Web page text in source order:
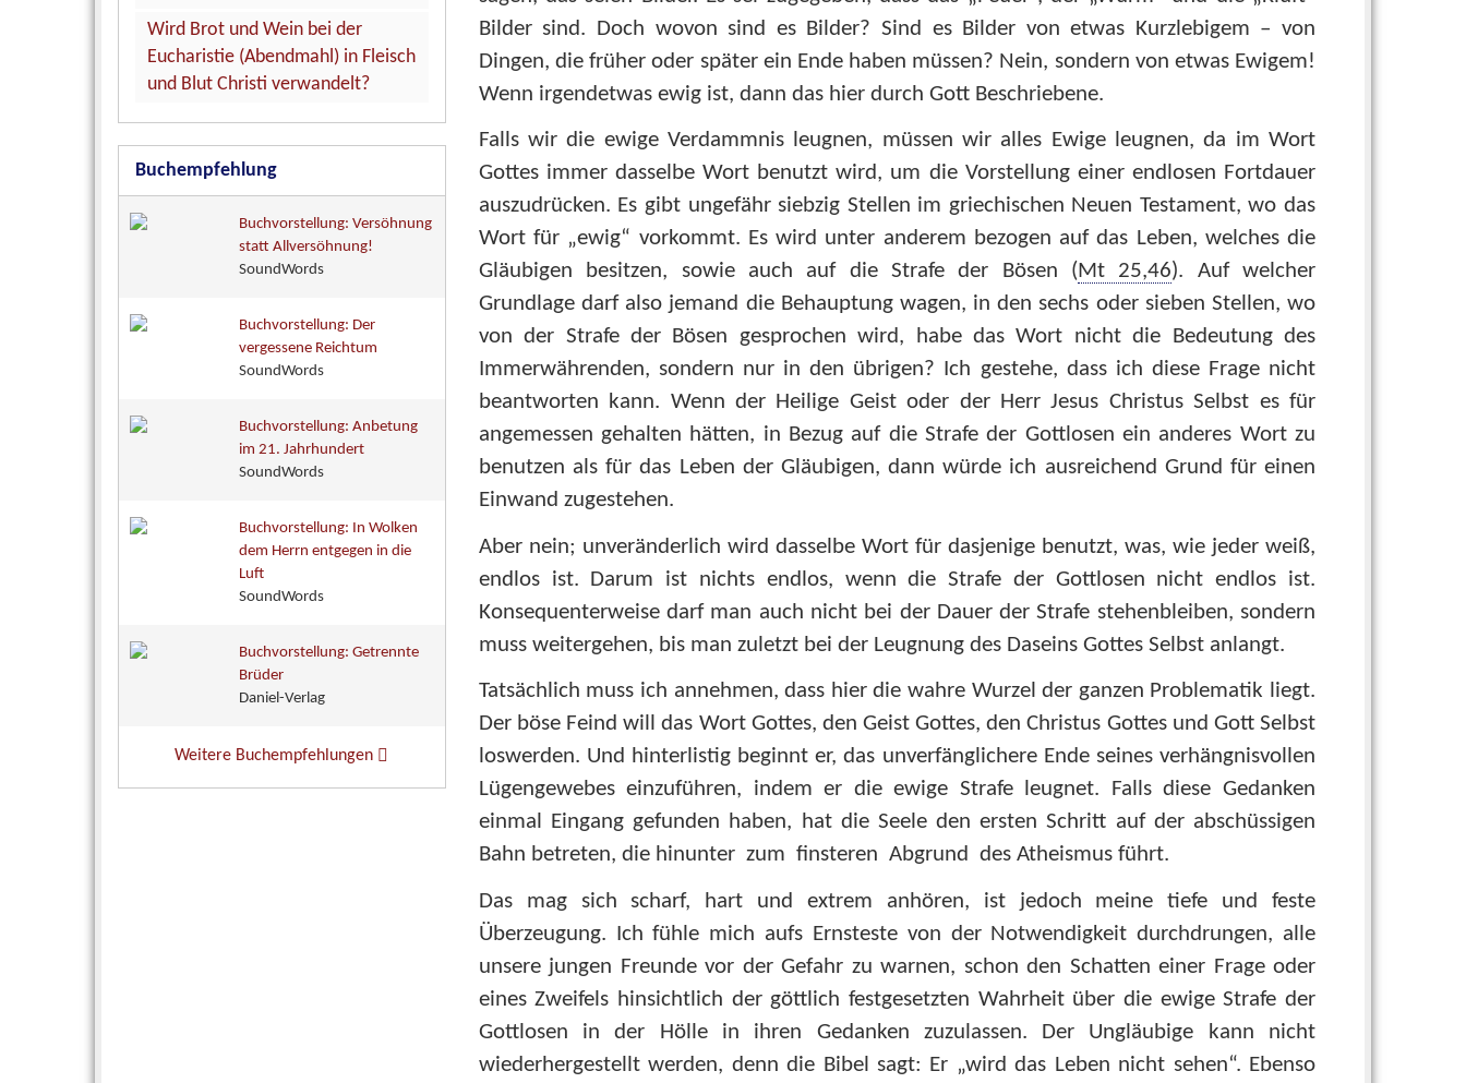
Wird Brot und Wein bei der
Eucharistie (Abendmahl) in Fleisch
und Blut Christi verwandelt?
Buchempfehlung
Buchvorstellung: Versöhnung
statt Allversöhnung!
SoundWords
Buchvorstellung: Der
vergessene Reichtum
SoundWords
Buchvorstellung: Anbetung
im 21. Jahrhundert
SoundWords
Buchvorstellung: In Wolken
dem Herrn entgegen in die
Luft
SoundWords
Buchvorstellung: Getrennte
Brüder
Daniel-Verlag
Weitere Buchempfehlungen
Bilder sind. Doch wovon sind es Bilder? Sind es Bilder von etwas Kurzlebigem – von
Dingen, die früher oder später ein Ende haben müssen? Nein, sondern von etwas Ewigem!
Wenn irgendetwas ewig ist, dann das hier durch Gott Beschriebene.
Falls wir die ewige Verdammnis leugnen, müssen wir alles Ewige leugnen, da im Wort
Gottes immer dasselbe Wort benutzt wird, um die Vorstellung einer endlosen Fortdauer
auszudrücken. Es gibt ungefähr siebzig Stellen im griechischen Neuen Testament, wo das
Wort für „ewig“ vorkommt. Es wird unter anderem bezogen auf das Leben, welches die
Gläubigen besitzen, sowie auch auf die Strafe der Bösen (Mt 25,46). Auf welcher
Grundlage darf also jemand die Behauptung wagen, in den sechs oder sieben Stellen, wo
von der Strafe der Bösen gesprochen wird, habe das Wort nicht die Bedeutung des
Immerwährenden, sondern nur in den übrigen? Ich gestehe, dass ich diese Frage nicht
beantworten kann. Wenn der Heilige Geist oder der Herr Jesus Christus Selbst es für
angemessen gehalten hätten, in Bezug auf die Strafe der Gottlosen ein anderes Wort zu
benutzen als für das Leben der Gläubigen, dann würde ich ausreichend Grund für einen
Einwand zugestehen.
Aber nein; unveränderlich wird dasselbe Wort für dasjenige benutzt, was, wie jeder weiß,
endlos ist. Darum ist nichts endlos, wenn die Strafe der Gottlosen nicht endlos ist.
Konsequenterweise darf man auch nicht bei der Dauer der Strafe stehenbleiben, sondern
muss weitergehen, bis man zuletzt bei der Leugnung des Daseins Gottes Selbst anlangt.
Tatsächlich muss ich annehmen, dass hier die wahre Wurzel der ganzen Problematik liegt.
Der böse Feind will das Wort Gottes, den Geist Gottes, den Christus Gottes und Gott Selbst
loswerden. Und hinterlistig beginnt er, das unverfänglichere Ende seines verhängnisvollen
Lügengewebes einzuführen, indem er die ewige Strafe leugnet. Falls diese Gedanken
einmal Eingang gefunden haben, hat die Seele den ersten Schritt auf der abschüssigen
Bahn betreten, die hinunter zum finsteren Abgrund des Atheismus führt.
Das mag sich scharf, hart und extrem anhören, ist jedoch meine tiefe und feste
Überzeugung. Ich fühle mich aufs Ernsteste von der Notwendigkeit durchdrungen, alle
unsere jungen Freunde vor der Gefahr zu warnen, schon den Schatten einer Frage oder
eines Zweifels hinsichtlich der göttlich festgesetzten Wahrheit über die ewige Strafe der
Gottlosen in der Hölle in ihren Gedanken zuzulassen. Der Ungläubige kann nicht
wiederhergestellt werden, denn die Bibel sagt: Er „wird das Leben nicht sehen“. Ebenso